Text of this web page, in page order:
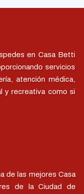
en Casa Betti
servicios
atención médica,
y recreativa como si
de las mejores Casa
de la Ciudad de